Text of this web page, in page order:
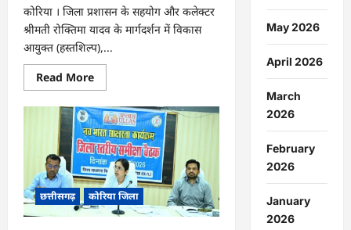
कोरिया । जिला प्रशासन के सहयोग और कलेक्टर
श्रीमती रोक्तिमा यादव के मार्गदर्शन में विकास
आयुक्त (हस्तशिल्प),...
Read MoreRead
more
CG
:
कलेक्टर
के
मार्गदर्शन
में
छह
गांवों
तक
पहुंची
हस्तशिल्प
छत्तीसगढ़ कोरिया जिला
May 2026
April 2026
March
2026
February
2026
January
2026